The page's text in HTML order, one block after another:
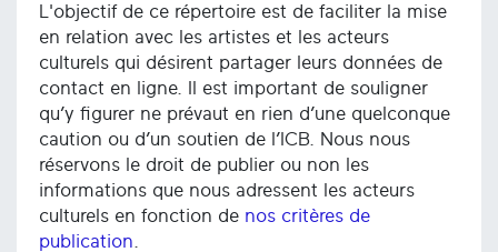
L'objectif de ce répertoire est de faciliter la mise
en relation avec les artistes et les acteurs
culturels qui désirent partager leurs données de
contact en ligne. Il est important de souligner
qu’y figurer ne prévaut en rien d’une quelconque
caution ou d’un soutien de l’ICB. Nous nous
réservons le droit de publier ou non les
informations que nous adressent les acteurs
culturels en fonction de nos critères de
publication